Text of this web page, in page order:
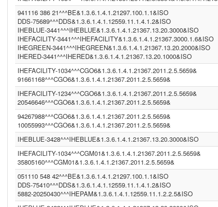
system (1.3.6.1.4.1.12559.11.1.4.1.2)
CGM01 (1.3.6.1.4.1.21367.2011.2.5.5659)
NIST2010-2 (2.16.840.1.113883.3.72.5.9.2)
(1.2.6.7.8)
IHEBLUE~ ()
INFINITTG (1.3.6.1.4.1.21367.2005.13.20.3000)
DDS099 (1.3.6.1.4.1.12559.11.1.4.1.2)
IT (UNKNOWN)
(gevko&1.3.6.1.4.1.21367.2011.2.5.5524&ISO)
ASIP-SANTE-INS-C (1.2.250.1.213.1.4.6)
INA (1.3.6.1.4.1.21367.2005.13.20.2000)
MRZ (1.3.6.1.4.1.12559.11.1.4.1.2)
PIS ()
IHEPAM (1.3.6.1.4.1.12559.11.1.2.2.5)
IM1 (1.3.6.1.4.1.21367.13.20.1000)
(1.3.6.1.4.1.21367.2011.2.5.5524)
WBC (1.3.6.1.4.1.12559.11.1.4.1.2)
(1.2.840.114350.1.13.99998.8734)
PCP (1.101)
CGO3 (1.3.6.1.4.1.21367.2011.2.5.5611)
CGO6 (1.3.6.1.4.1.21367.2011.2.5.5659)
IHEFACILITY (1.3.6.1.4.1.21367.3000.1.6)
BE (1.3.6.1.4.1.21297.100.1.1)
FR (1.2.250.1.213.1.4.2)
(1.2.9.8.7)
941116 386 21^^^BE&1.3.6.1.4.1.21297.100.1.1&ISO
DDS-75689^^^DDS&1.3.6.1.4.1.12559.11.1.4.1.2&ISO
IHEBLUE-3441^^^IHEBLUE&1.3.6.1.4.1.21367.13.20.3000&ISO
IHEFACILITY-3441^^^IHEFACILITY&1.3.6.1.4.1.21367.3000.1.6&ISO
IHEGREEN-3441^^^IHEGREEN&1.3.6.1.4.1.21367.13.20.2000&ISO
IHERED-3441^^^IHERED&1.3.6.1.4.1.21367.13.20.1000&ISO
IHEFACILITY-1034^^^CGO6&1.3.6.1.4.1.21367.2011.2.5.5659&
91661168^^^CGO6&1.3.6.1.4.1.21367.2011.2.5.5659&
IHEFACILITY-1234^^^CGO6&1.3.6.1.4.1.21367.2011.2.5.5659&
20546646^^^CGO6&1.3.6.1.4.1.21367.2011.2.5.5659&
94267988^^^CGO6&1.3.6.1.4.1.21367.2011.2.5.5659&
10055993^^^CGO6&1.3.6.1.4.1.21367.2011.2.5.5659&
IHEBLUE-3428^^^IHEBLUE&1.3.6.1.4.1.21367.13.20.3000&ISO
IHEFACILITY-1034^^^CGM01&1.3.6.1.4.1.21367.2011.2.5.5659&
35805160^^^CGM01&1.3.6.1.4.1.21367.2011.2.5.5659&
051110 548 42^^^BE&1.3.6.1.4.1.21297.100.1.1&ISO
DDS-75410^^^DDS&1.3.6.1.4.1.12559.11.1.4.1.2&ISO
5882-20250430^^^IHEPAM&1.3.6.1.4.1.12559.11.1.2.2.5&ISO